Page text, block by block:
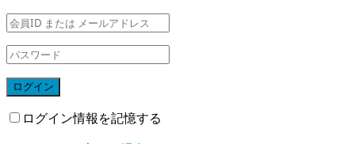
ログイン
ログイン情報を記憶する